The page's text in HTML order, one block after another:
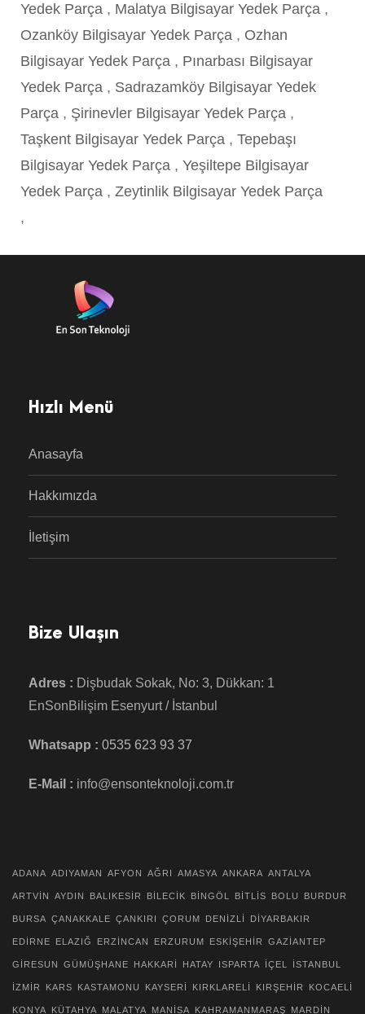
Yedek Parça , Malatya Bilgisayar Yedek Parça ,
Ozanköy Bilgisayar Yedek Parça , Ozhan
Bilgisayar Yedek Parça , Pınarbası Bilgisayar
Yedek Parça , Sadrazamköy Bilgisayar Yedek
Parça , Şirinevler Bilgisayar Yedek Parça ,
Taşkent Bilgisayar Yedek Parça , Tepebaşı
Bilgisayar Yedek Parça , Yeşiltepe Bilgisayar
Yedek Parça , Zeytinlik Bilgisayar Yedek Parça
,
Hızlı Menü
Anasayfa
Hakkımızda
İletişim
Bize Ulaşın
Adres : Dişbudak Sokak, No: 3, Dükkan: 1
EnSonBilişim Esenyurt / İstanbul
Whatsapp : 0535 623 93 37
E-Mail : info@ensonteknoloji.com.tr
ADANA ADIYAMAN AFYON AĞRI AMASYA ANKARA ANTALYA
ARTVİN AYDIN BALIKESİR BİLECİK BİNGÖL BİTLİS BOLU BURDUR
BURSA ÇANAKKALE ÇANKIRI ÇORUM DENİZLİ DİYARBAKIR
EDİRNE ELAZIĞ ERZİNCAN ERZURUM ESKİŞEHİR GAZİANTEP
GİRESUN GÜMÜŞHANE HAKKARİ HATAY ISPARTA İÇEL İSTANBUL
İZMİR KARS KASTAMONU KAYSERİ KIRKLARELİ KIRŞEHİR KOCAELİ
KONYA KÜTAHYA MALATYA MANİSA KAHRAMANMARAŞ MARDİN